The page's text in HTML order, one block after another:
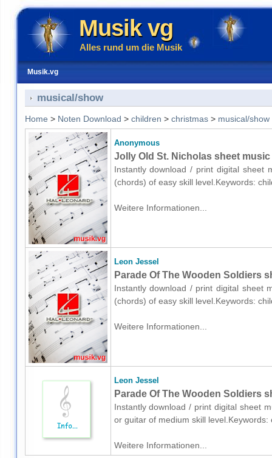
Musik vg
Alles rund um die Musik
Musik.vg
musical/show
Home > Noten Download > children > christmas> musical/show
Anonymous
Jolly Old St. Nicholas sheet
Instantly download / print digital sheet
(chords) of easy skill level.Keywords:
Weitere Informationen...
Leon Jessel
Parade Of The Wooden Soldiers
Instantly download / print digital sheet
(chords) of easy skill level.Keywords:
Weitere Informationen...
Leon Jessel
Parade Of The Wooden Soldiers
Instantly download / print digital sheet
or guitar of medium skill
Weitere Informationen...